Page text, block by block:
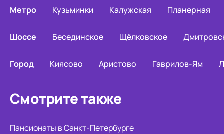
Метро Кузьминки Калужская Планерная
Шоссе Бесединское Щёлковское
Город Киясово Аристово Гаврилов-Ям
Смотрите также
Пансионаты в Санкт-Петербурге